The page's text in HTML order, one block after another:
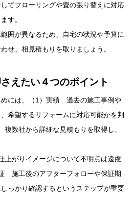
してフローリングや畳の張り替えに対応
す。
囲が異なるため、自宅の状況や予算に
せ、相見積もりを取りましょう。
えたい４つのポイント
には、（1）実績 過去の施工事例や
希望するリフォームに対応可能かを判
数社から詳細な見積もりを取得し、
上がりイメージについて不明点は遠慮
施工後のアフターフォローや保証期
っかり確認するというステップが重要